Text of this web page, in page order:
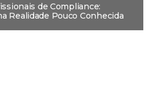
de Compliance:
Realidade Pouco Conhecida